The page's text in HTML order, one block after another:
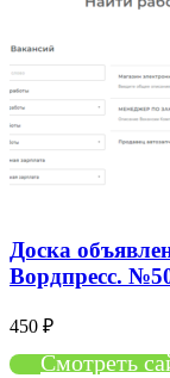
Доска
Вордпресс.
450 ₽
Смотреть